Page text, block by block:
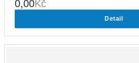
0,00Kč
Detail